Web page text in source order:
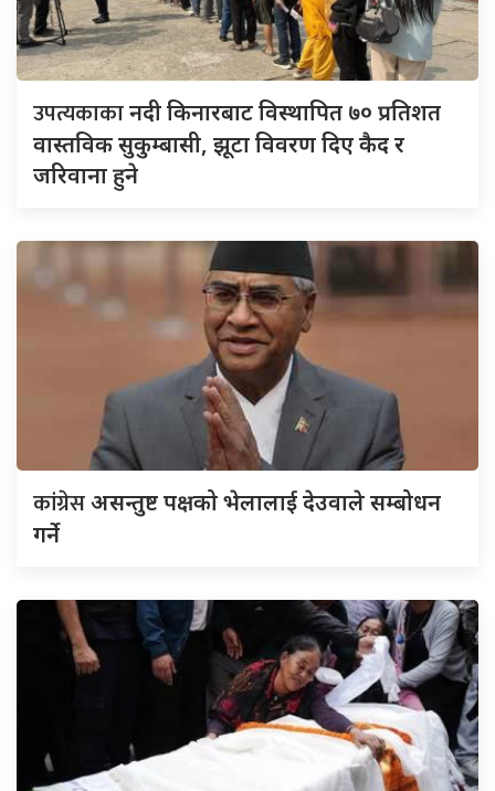
उपत्यकाकानदी किनारबाट विस्थापित ७० प्रतिशत
वास्तविक सुकुम्बासी, झूटा विवरण दिए कैद र
जरिवाना हुने
कांग्रेसअसन्तुष्ट पक्षको भेलालाई देउवाले सम्बोधन
गर्ने